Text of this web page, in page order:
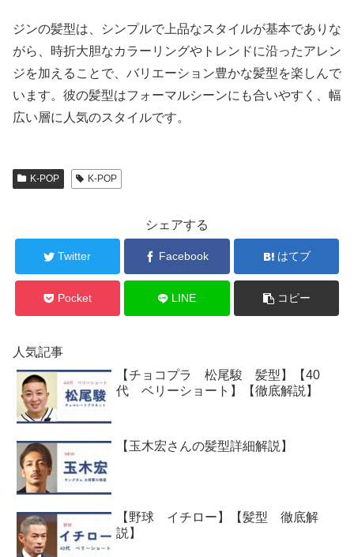
ジンの髪型は、シンプルで上品なスタイルが基本でありな
がら、時折大胆なカラーリングやトレンドに沿ったアレン
ジを加えることで、バリエーション豊かな髪型を楽しんで
います。彼の髪型はフォーマルシーンにも合いやすく、幅
広い層に人気のスタイルです。
K-POP K-POP
シェアする
Twitter Facebook はてブ
Pocket LINE コピー
人気記事
【チョコプラ 松尾駿 髪型】【40
代 ベリーショート】【徹底解説】
【玉木宏さんの髪型詳細解説】
【野球 イチロー】【髪型 徹底解
説】